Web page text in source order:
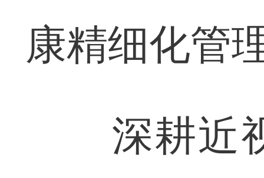
康精细化管
深耕近视